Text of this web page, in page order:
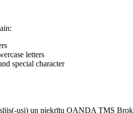
letters
special character
usi) un piekrītu OANDA TMS